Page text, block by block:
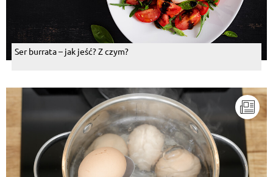
Ser burrata – jak jeść? Z czym?